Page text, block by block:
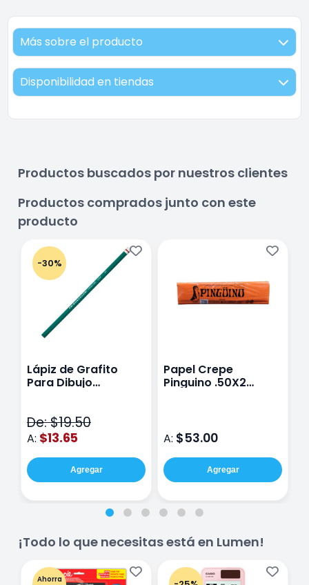
Más sobre el producto
Disponibilidad en tiendas
Productos buscados por nuestros clientes
Productos comprados junto con este
producto
-30%
Lápiz de Grafito
Para Dibujo
De: $19.50
A: $13.65
Agregar
Papel Crepe
Pinguino .50X2
A: $53.00
Agregar
¡Todo lo que necesitas está en Lumen!
Ahorra